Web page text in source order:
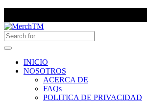
INICIO
NOSOTROS
ACERCA DE
FAQs
POLITICA DE PRIVACIDAD